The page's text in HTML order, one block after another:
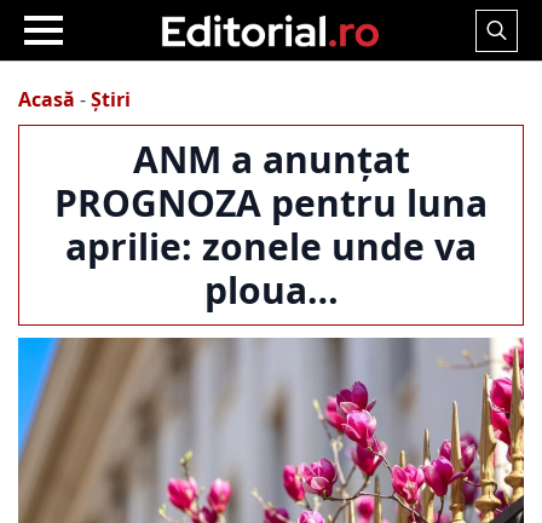
Search
Acasă -Știri
ANM a anunțat
PROGNOZA pentru luna
aprilie: zonele unde va
ploua…